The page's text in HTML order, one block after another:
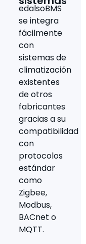
edalsoBMS
se integra
fácilmente
con
sistemas de
climatización
existentes
de otros
fabricantes
gracias a su
compatibilidad
con
protocolos
estándar
como
Zigbee,
Modbus,
BACnet o
MQTT.